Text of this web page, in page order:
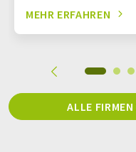
MEHR ERFAHREN
ALLE